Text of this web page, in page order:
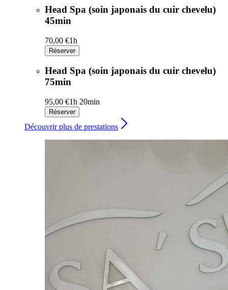
Head Spa (soin japonais du cuir chevelu)
45min
70,00 €1h
Réserver
Head Spa (soin japonais du cuir chevelu)
75min
95,00 €1h 20min
Réserver
Découvrir plus de prestations